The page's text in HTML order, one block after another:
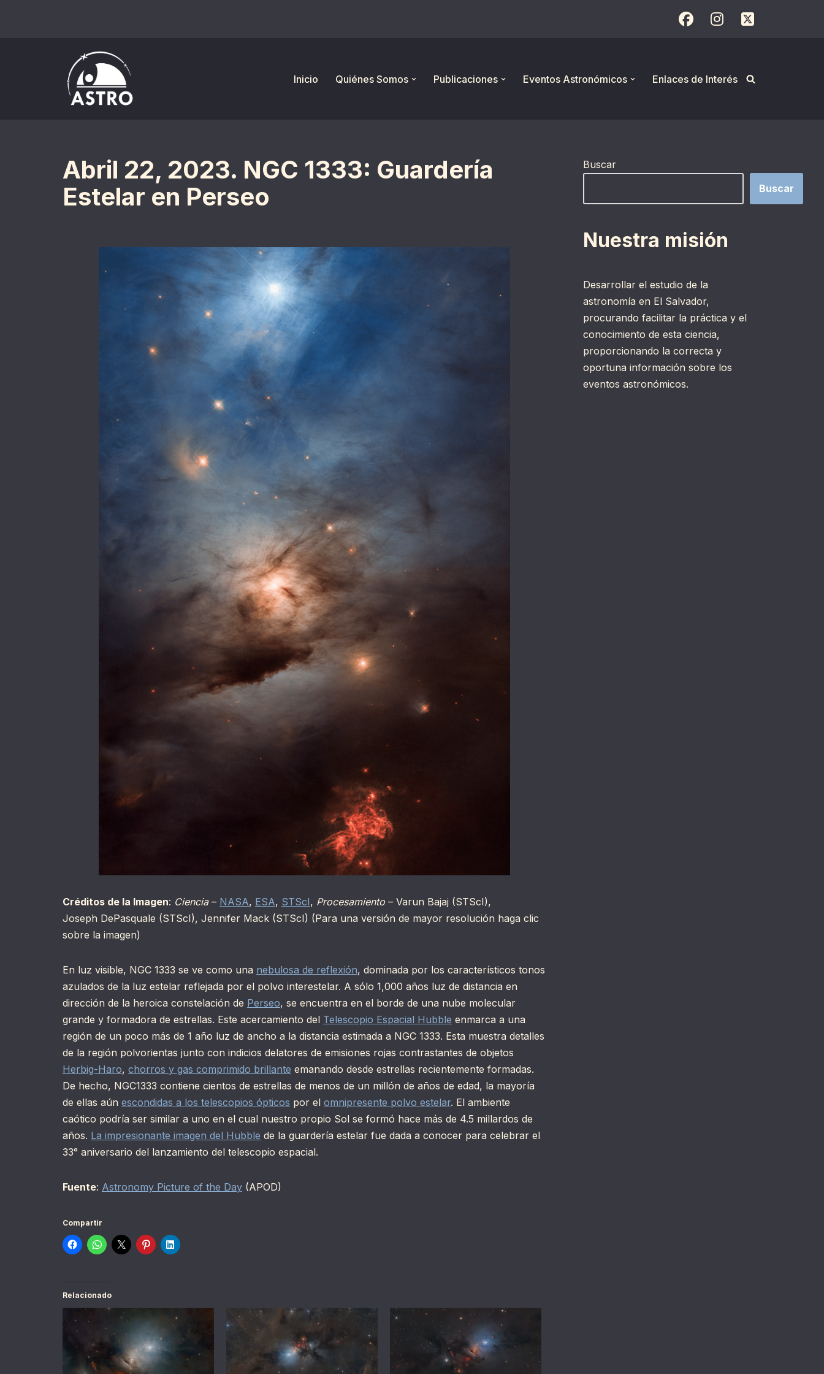
Inicio
Quiénes Somos Publicaciones Eventos Astronómicos Enlaces de Interés
Abril 22, 2023. NGC 1333: Guardería
Estelar en Perseo
Créditos de la Imagen: Ciencia– NASA, ESA, STScI, Procesamiento – Varun Bajaj (STScI),
Joseph DePasquale (STScI), Jennifer Mack (STScI) (Para una versión de mayor resolución haga clic
sobre la imagen)
En luz visible, NGC 1333 se ve como una nebulosa de reflexión, dominada por los característicos tonos
azulados de la luz estelar reflejada por el polvo interestelar. A sólo 1,000 años luz de distancia en
dirección de la heroica constelación de Perseo, se encuentra en el borde de una nube molecular
grande y formadora de estrellas. Este acercamiento del Telescopio Espacial Hubble enmarca a una
región de un poco más de 1 año luz de ancho a la distancia estimada a NGC 1333. Esta muestra detalles
de la región polvorientas junto con indicios delatores de emisiones rojas contrastantes de objetos
Herbig-Haro, chorros y gas comprimido brillante emanando desde estrellas recientemente formadas.
De hecho, NGC1333 contiene cientos de estrellas de menos de un millón de años de edad, la mayoría
de ellas aún escondidas a los telescopios ópticos por el omnipresente polvo estelar. El ambiente
caótico podría ser similar a uno en el cual nuestro propio Sol se formó hace más de 4.5 millardos de
años. La impresionante imagen del Hubble de la guardería estelar fue dada a conocer para celebrar el
33° aniversario del lanzamiento del telescopio espacial.
Fuente: Astronomy Picture of the Day (APOD)
Compartir
Relacionado
Buscar
Buscar
Nuestra misión
Desarrollar el estudio de la
astronomía en El Salvador,
procurando facilitar la práctica y el
conocimiento de esta ciencia,
proporcionando la correcta y
oportuna información sobre los
eventos astronómicos.